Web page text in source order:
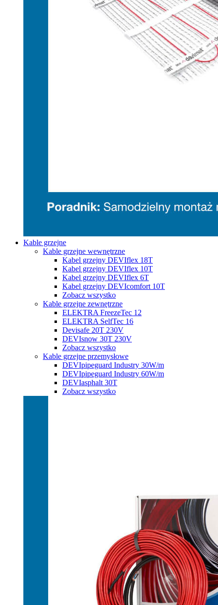
Kable grzejne
Kable grzejne wewnętrzne
Kabel grzejny DEVIflex 18T
Kabel grzejny DEVIflex 10T
Kabel grzejny DEVIflex 6T
Kabel grzejny DEVIcomfort 10T
Zobacz wszystko
Kable grzejne zewnętrzne
ELEKTRA FreezeTec 12
ELEKTRA SelfTec 16
Devisafe 20T 230V
DEVIsnow 30T 230V
Zobacz wszystko
Kable grzejne przemysłowe
DEVIpipeguard Industry 30W/m
DEVIpipeguard Industry 60W/m
DEVIasphalt 30T
Zobacz wszystko